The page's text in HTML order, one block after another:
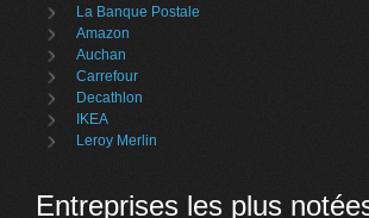
La Banque Postale
Amazon
Auchan
Carrefour
Decathlon
IKEA
Leroy Merlin
Entreprises les plus